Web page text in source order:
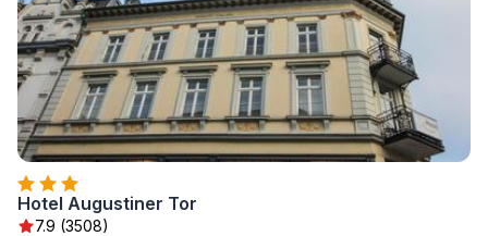
Hotel Augustiner Tor
7.9 (3508)